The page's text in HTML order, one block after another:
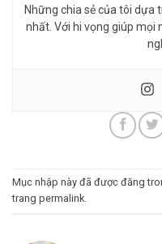
Những chia sẻ của tôi dựa
nhất. Với hi vọng giúp mọi
Mục nhập này đã được đăng
trang permalink.